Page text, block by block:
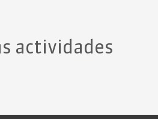
actividades